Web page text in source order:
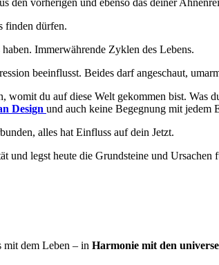
den vorherigen und ebenso das deiner
finden dürfen.
Immerwährende Zyklen des Lebens.
beeinflusst. Beides darf angeschaut,
womit du auf diese Welt gekommen bist. Was
Design und auch keine Begegnung mit jedem
alles hat Einfluss auf dein Jetzt.
und legst heute die Grundsteine und
mit dem Leben – in Harmonie mit den